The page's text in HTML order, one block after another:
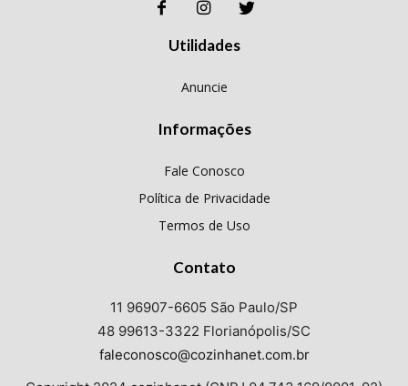
Utilidades
Anuncie
Informações
Fale Conosco
Política de Privacidade
Termos de Uso
Contato
11 96907-6605 São Paulo/SP
48 99613-3322 Florianópolis/SC
faleconosco@cozinhanet.com.br